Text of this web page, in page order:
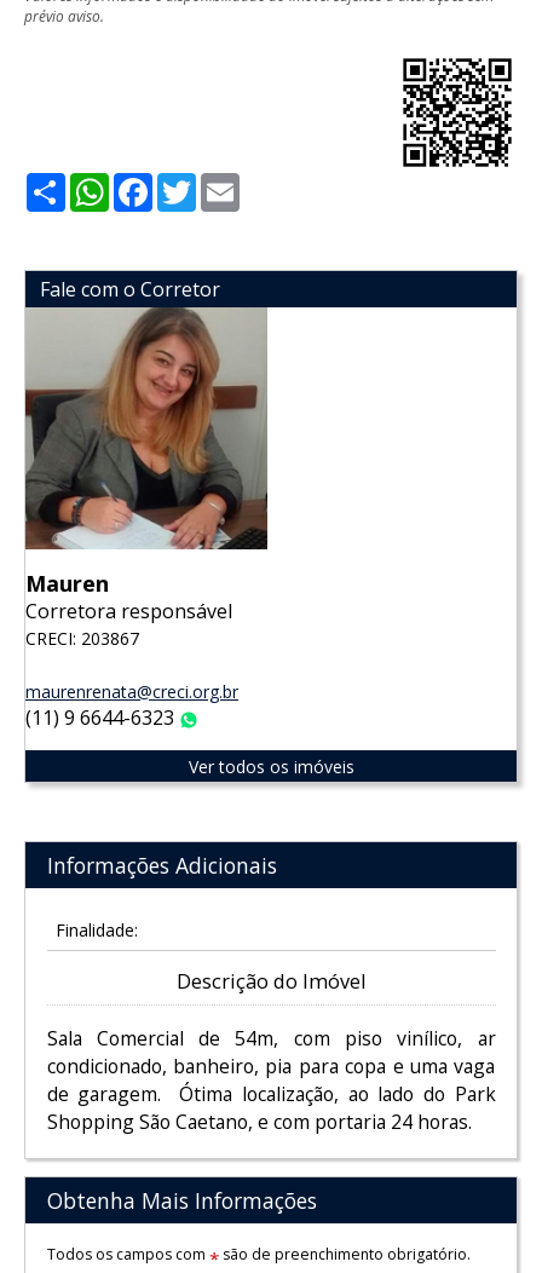
prévio aviso.
ShareWhatsApp
Facebook
Twitter
Fale com o Corretor
Mauren
Corretora responsável
CRECI: 203867
maurenrenata@creci.org.br
(11) 9 6644-6323
Ver todos os imóveis
Informações Adicionais
Finalidade:
Descrição do Imóvel
Sala Comercial de 54m, com piso vinílico, ar
condicionado, banheiro, pia para copa e uma vaga
de garagem. Ótima localização, ao lado do Park
Shopping São Caetano, e com portaria 24 horas.
Obtenha Mais Informações
Todos os campos com *são de preenchimento obrigatório.